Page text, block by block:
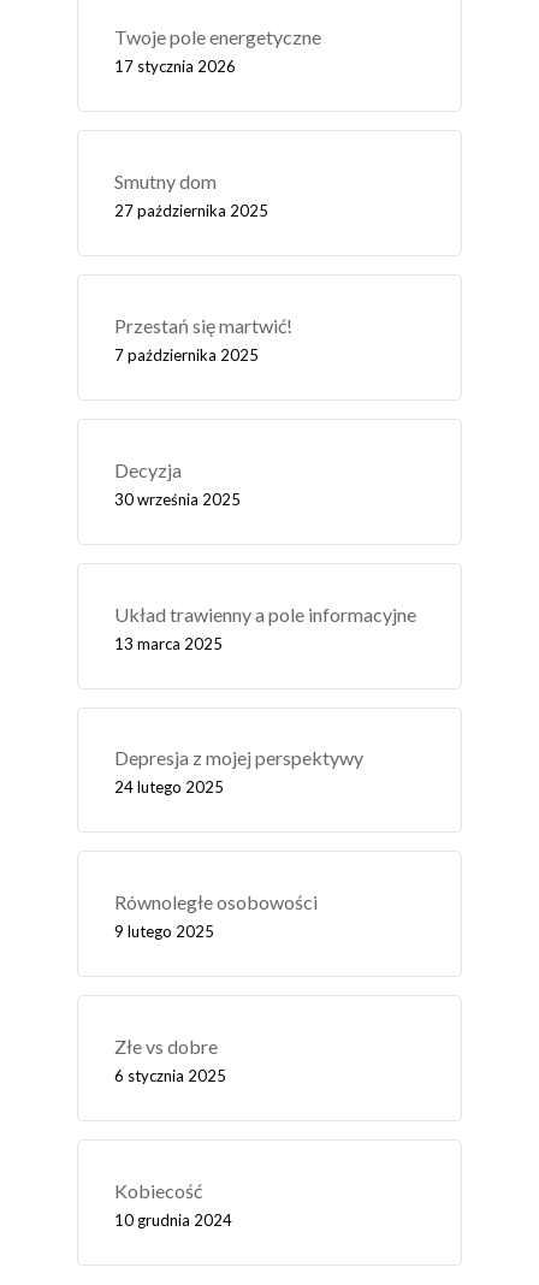
Twoje pole energetyczne
17 stycznia 2026
Smutny dom
27 października 2025
Przestań się martwić!
7 października 2025
Decyzja
30 września 2025
Układ trawienny a pole informacyjne
13 marca 2025
Depresja z mojej perspektywy
24 lutego 2025
Równoległe osobowości
9 lutego 2025
Złe vs dobre
6 stycznia 2025
Kobiecość
10 grudnia 2024